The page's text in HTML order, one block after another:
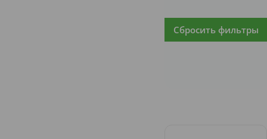
Сбросить фильтры